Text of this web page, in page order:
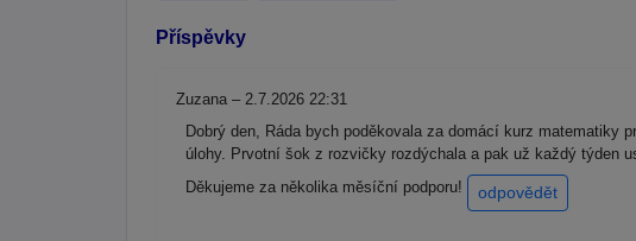
Příspěvky
Zuzana – 2.7.2026 22:31
Dobrý den, Ráda bych poděkovala za domácí kurz matematiky
úlohy. Prvotní šok z rozvičky rozdýchala a pak už každý týden
Děkujeme za několika měsíční podporu!
odpovědět